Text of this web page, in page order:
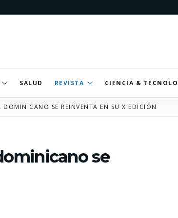
SALUD REVISTA CIENCIA &
DOMINICANO SE REINVENTA EN SU X EDICIÓN
se